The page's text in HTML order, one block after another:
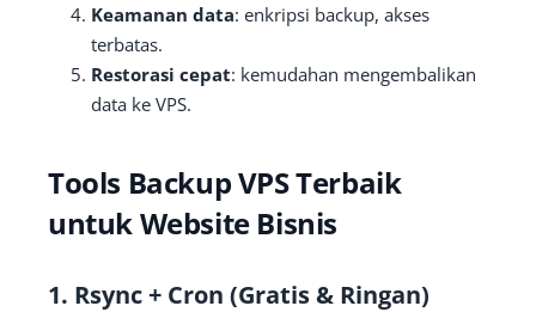
Keamanan data: enkripsi backup, akses
terbatas.
Restorasi cepat: kemudahan mengembalikan
data ke VPS.
Tools Backup VPS Terbaik
untuk Website Bisnis
1. Rsync + Cron (Gratis & Ringan)